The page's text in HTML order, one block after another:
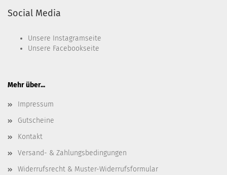
Social Media
Unsere Instagramseite
Unsere Facebookseite
Mehr über...
Impressum
Gutscheine
Kontakt
Versand- & Zahlungsbedingungen
Widerrufsrecht & Muster-Widerrufsformular